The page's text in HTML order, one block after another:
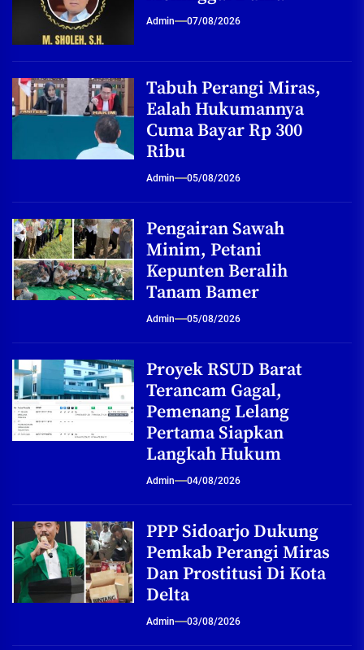
Admin 07/08/2026
Tabuh Perangi Miras,
Ealah Hukumannya
Cuma Bayar Rp 300
Ribu
Admin 05/08/2026
Pengairan Sawah
Minim, Petani
Kepunten Beralih
Tanam Bamer
Admin 05/08/2026
Proyek RSUD Barat
Terancam Gagal,
Pemenang Lelang
Pertama Siapkan
Langkah Hukum
Admin 04/08/2026
PPP Sidoarjo Dukung
Pemkab Perangi Miras
Dan Prostitusi Di Kota
Delta
Admin 03/08/2026